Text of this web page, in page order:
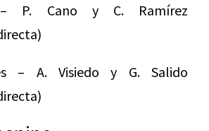
– P. Cano y C. Ramírez
– A. Visiedo y G. Salido